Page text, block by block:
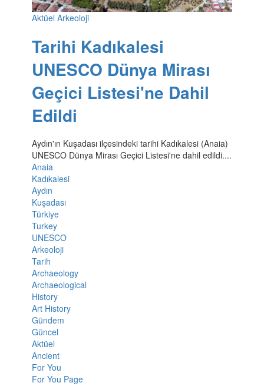
Aktüel Arkeoloji
Tarihi Kadıkalesi
UNESCO Dünya Mirası
Geçici Listesi'ne Dahil
Edildi
Aydın'ın Kuşadası ilçesindeki tarihi Kadıkalesi (Anaia)
UNESCO Dünya Mirası Geçici Listesi'ne dahil edildi....
Anaia
Kadıkalesi
Aydın
Kuşadası
Türkiye
Turkey
UNESCO
Arkeoloji
Tarih
Archaeology
Archaeological
History
Art History
Gündem
Güncel
Aktüel
Ancient
For You
For You Page